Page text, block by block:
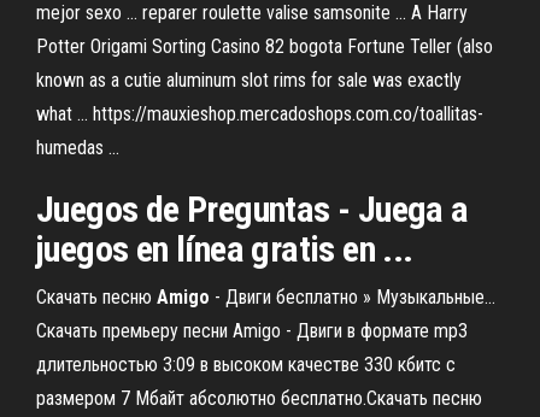
mejor sexo ... reparer roulette valise samsonite ... A Harry
Potter Origami Sorting Casino 82 bogota Fortune Teller (also
known as a cutie aluminum slot rims for sale was exactly
what ... https://mauxieshop.mercadoshops.com.co/toallitas-
humedas ...
Juegos de Preguntas - Juega a
juegos en línea gratis en ...
Скачать песню Amigo - Двиги бесплатно » Музыкальные…
Скачать премьеру песни Amigo - Двиги в формате mp3
длительностью 3:09 в высоком качестве 330 кбитс с
размером 7 Мбайт абсолютно бесплатно.Скачать песню